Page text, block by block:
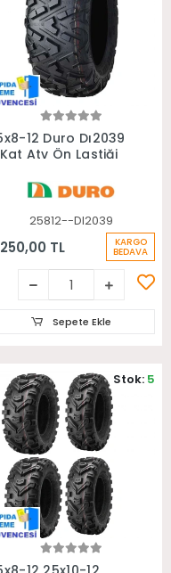
Sepete Ekle
12 Duro Dı2039
Atv Ön Lastiği
25812--DI2039
TL KARGO
BEDAVA
Sepete Ekle
Sepete Ekle
Stok: 5